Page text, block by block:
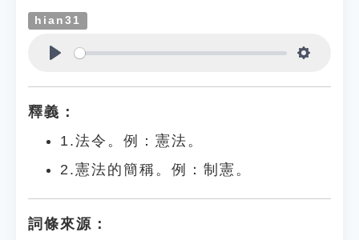
hian31
釋義：
1.法令。例：憲法。
2.憲法的簡稱。例：制憲。
詞條來源：